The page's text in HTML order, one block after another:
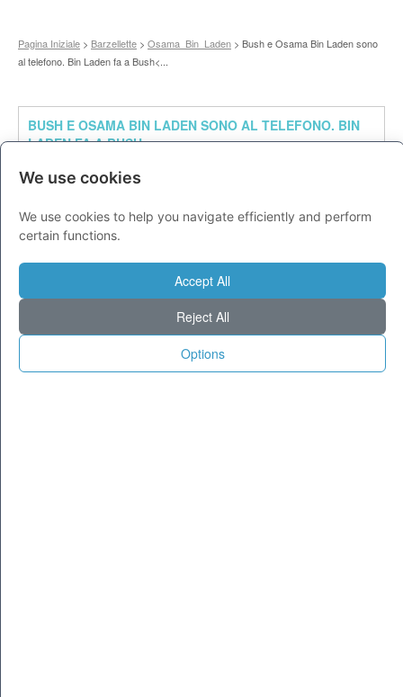
Pagina Iniziale > Barzellette > Osama_Bin_Laden > Bush e Osama Bin Laden sono
al telefono. Bin Laden fa a Bush<...
BUSH E OSAMA BIN LADEN SONO AL TELEFONO. BIN
LADEN FA A BUSH<
Bush e Osama Bin Laden sono al telefono.
Guarda che attacco!!! Bush risponde
Ed io richiamo un'altra volta. . .
Barzelletta a Caso
We use cookies
We use cookies to help you navigate efficiently and perform
certain functions.
Accept All
Reject All
Options